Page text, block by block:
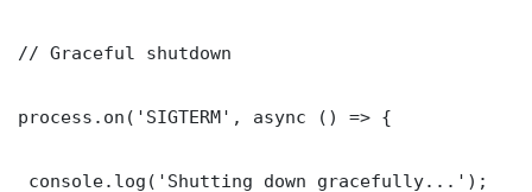
// Graceful shutdown
process.on('SIGTERM', async () => {
console.log('Shutting down gracefully...');